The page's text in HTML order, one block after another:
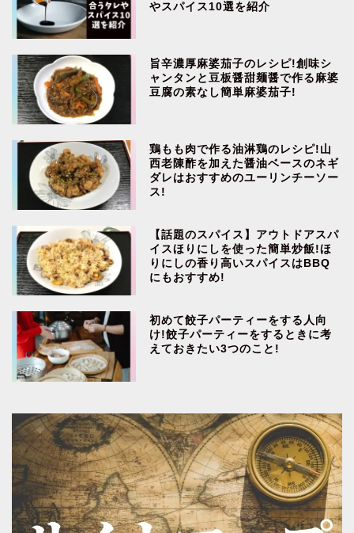
やスパイス10選を紹介
旨辛濃厚麻婆茄子のレシピ!創味シ
ャンタンと豆板醤甜麺醤で作る麻婆
豆腐の素なし簡単麻婆茄子!
鶏もも肉で作る油淋鶏のレシピ!山
西老陳酢を加えた醤油ベースのネギ
ダレはおすすめのユーリンチーソー
ス!
【話題のスパイス】アウトドアスパ
イスほりにしを使った簡単炒飯!ほ
りにしの香り高いスパイスはBBQ
にもおすすめ!
初めて餃子パーティーをする人向
け!餃子パーティーをするときに考
えておきたい3つのこと!